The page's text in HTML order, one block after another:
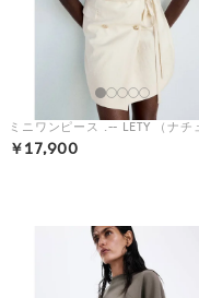
￥17,900